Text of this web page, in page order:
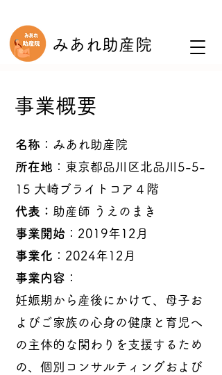
みあれ助産院
​事業概要
名称 ：みあれ助産院
所在地 ：東京都品川区北品川5-5-
15 大崎ブライトコア​４階
代表： 助産師 うえのまき
事業開始 ：2019年12月
事業化 ：2024年12月
事業内容 ：
妊娠期から産後にかけて、母子お
よびご家族の心身の健康と育児へ
の主体的な関わりを支援するため
の、個別コンサルティングおよび